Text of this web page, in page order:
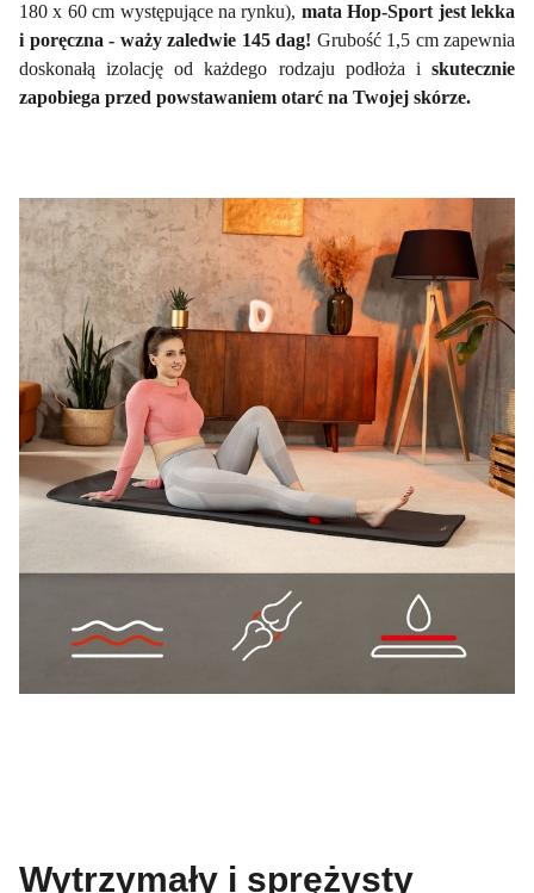
180 x 60 cm występujące na rynku), mata Hop-Sport jest lekka
i poręczna - waży zaledwie 145 dag! Grubość 1,5 cm zapewnia
doskonałą izolację od każdego rodzaju podłoża i skutecznie
zapobiega przed powstawaniem otarć na Twojej skórze.
Wytrzymały i sprężysty